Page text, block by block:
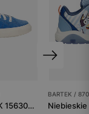
Półbuty BARTEK 15630001, niebieski
BARTEK /